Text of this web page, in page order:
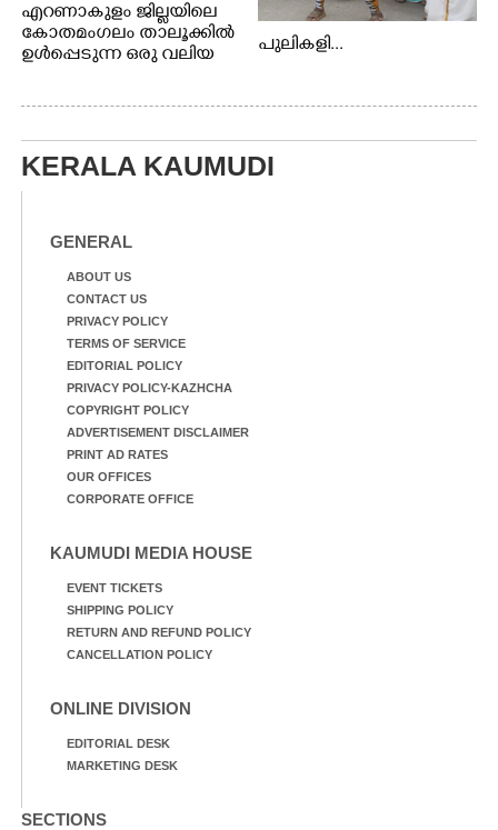
എറണാകുളം ജില്ലയിലെ
കോതമംഗലം താലൂക്കിൽ
ഉൾപ്പെടുന്ന ഒരു വലിയ
വെള്ളാരംകുത്ത്,
കത്തിപ്പാറ, ഉറിയംപെട്ടി,
തേക്കല്ല്, വെട്ടിക്കല്ല്,
പ്രധാന സഞ്ചാര
കടത്ത് വള്ളം
പുലികളി...
KERALA KAUMUDI
GENERAL
ABOUT US
CONTACT US
PRIVACY POLICY
TERMS OF SERVICE
EDITORIAL POLICY
PRIVACY POLICY-KAZHCHA
COPYRIGHT POLICY
ADVERTISEMENT DISCLAIMER
PRINT AD RATES
OUR OFFICES
CORPORATE OFFICE
KAUMUDI MEDIA HOUSE
EVENT TICKETS
SHIPPING POLICY
RETURN AND REFUND POLICY
CANCELLATION POLICY
ONLINE DIVISION
EDITORIAL DESK
MARKETING DESK
SECTIONS